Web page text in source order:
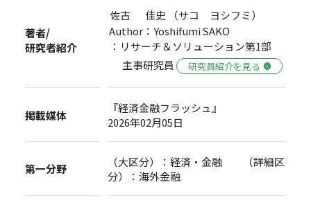
著者/
研究者紹介
佐古 佳史 （サコ ヨシフミ）
Author：Yoshifumi SAKO
：リサーチ＆ソリューション第1部
主事研究員
研究員紹介を見る
掲載媒体
『経済金融フラッシュ』
2026年02月05日
第一分野
（大区分）：経済・金融 （詳細区
分）：海外金融